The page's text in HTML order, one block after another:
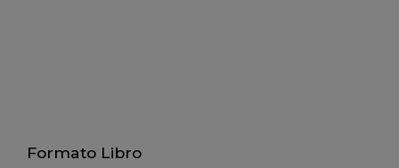
Formato Libro